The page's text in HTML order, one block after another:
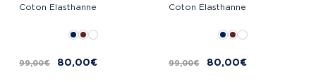
Coton Elasthanne
99,00 € 80,00 €
Coton Elasthanne
99,00 € 80,00 €